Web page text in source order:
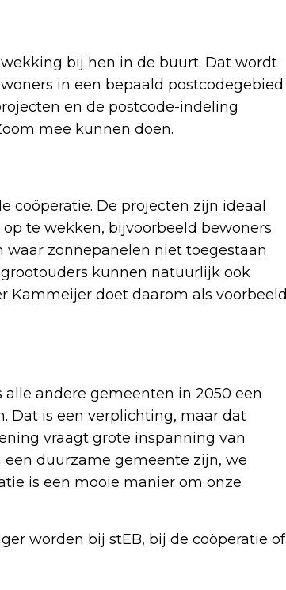
bij hen in de buurt. Dat wordt
in een bepaald postcodegebied
en de postcode-indeling
mee kunnen doen.
coöperatie. De projecten zijn ideaal
te wekken, bijvoorbeeld bewoners
zonnepanelen niet toegestaan
kunnen natuurlijk ook
Kammeijer doet daarom als voorbeeld
andere gemeenten in 2050 een
Dat is een verplichting, maar dat
vraagt grote inspanning van
duurzame gemeente zijn, we
is een mooie manier om onze
worden bij stEB, bij de coöperatie of